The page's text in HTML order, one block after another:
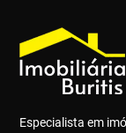
Especialista em